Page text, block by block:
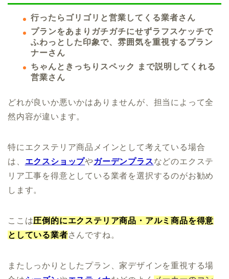
行ったらゴリゴリと営業してくる業者さん
プランをあまりガチガチにせずラフスケッチで
ふわっとした印象で、雰囲気を重視するプラン
ナーさん
ちゃんときっちりスペック まで説明してくれる
営業さん
どれが良いか悪いかはありませんが、担当によって全
然内容が違います。
特にエクステリア商品メインとして考えている場合
は、 エクスショップやガーデンプラスなどのエクステ
リア工事を得意としている業者を選択するのがお勧め
します。
ここは圧倒的にエクステリア商品・アルミ商品を得意
としている業者さんですね。
またしっかりとしたプラン、家デザインを重視する場